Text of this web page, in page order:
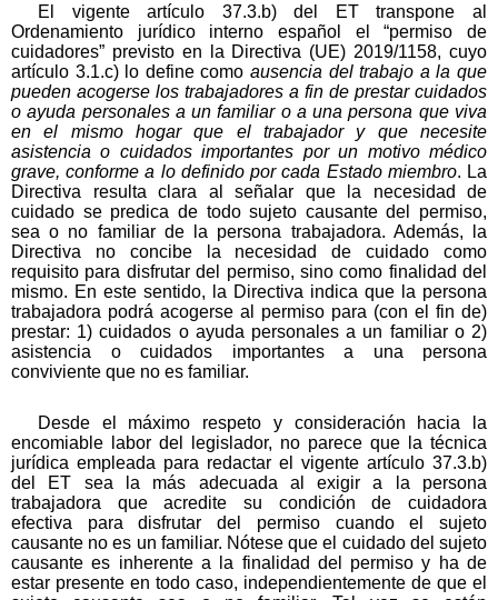
El vigente artículo 37.3.b) del ET transpone al
Ordenamiento jurídico interno español el “permiso de
cuidadores” previsto en la Directiva (UE) 2019/1158, cuyo
artículo 3.1.c) lo define como ausencia del trabajo a la que
pueden acogerse los trabajadores a fin de prestar cuidados
o ayuda personales a un familiar o a una persona que viva
en el mismo hogar que el trabajador y que necesite
asistencia o cuidados importantes por un motivo médico
grave, conforme a lo definido por cada Estado miembro. La
Directiva resulta clara al señalar que la necesidad de
cuidado se predica de todo sujeto causante del permiso,
sea o no familiar de la persona trabajadora. Además, la
Directiva no concibe la necesidad de cuidado como
requisito para disfrutar del permiso, sino como finalidad del
mismo. En este sentido, la Directiva indica que la persona
trabajadora podrá acogerse al permiso para (con el fin de)
prestar: 1) cuidados o ayuda personales a un familiar o 2)
asistencia o cuidados importantes a una persona
conviviente que no es familiar.
Desde el máximo respeto y consideración hacia la
encomiable labor del legislador, no parece que la técnica
jurídica empleada para redactar el vigente artículo 37.3.b)
del ET sea la más adecuada al exigir a la persona
trabajadora que acredite su condición de cuidadora
efectiva para disfrutar del permiso cuando el sujeto
causante no es un familiar. Nótese que el cuidado del sujeto
causante es inherente a la finalidad del permiso y ha de
estar presente en todo caso, independientemente de que el